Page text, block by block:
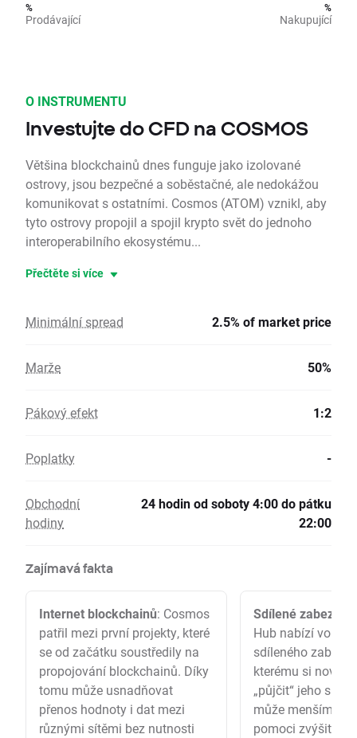
%
Prodávající
%
Nakupující
O INSTRUMENTU
Investujte do CFD na COSMOS
Většina blockchainů dnes funguje jako izolované
ostrovy, jsou bezpečné a soběstačné, ale nedokážou
komunikovat s ostatními. Cosmos (ATOM) vznikl, aby
tyto ostrovy propojil a spojil krypto svět do jednoho
interoperabilního ekosystému...
Přečtěte si více
Minimální spread 2.5% of market price
Marže 50%
Pákový efekt 1:2
Poplatky -
Obchodní
hodiny
24 hodin od soboty 4:00 do pátku
22:00
Zajímavá fakta
Internet blockchainů: Cosmos
patřil mezi první projekty, které
se od začátku soustředily na
propojování blockchainů. Díky
tomu může usnadňovat
přenos hodnoty i dat mezi
různými sítěmi bez nutnosti
Sdílené
Hub nabízí
sdíleného
kterému si nové
„půjčit“ jeho síť
může menším
pomoci zvýšit